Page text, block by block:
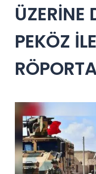
ÜZERİNE
PEKÖZ